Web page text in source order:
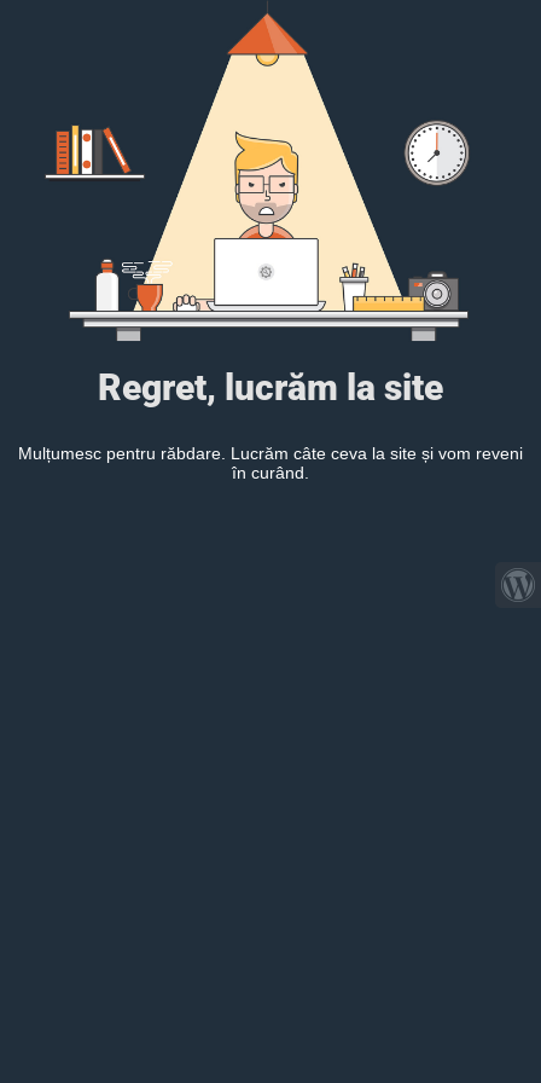
Regret, lucrăm la site
Mulțumesc pentru răbdare. Lucrăm câte ceva la site și vom reveni
în curând.